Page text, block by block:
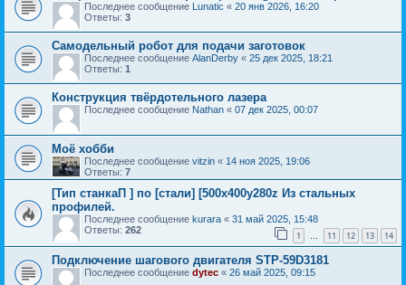
Последнее сообщение Lunatic « 20 янв 2026, 16:20
Ответы: 3
Самодельный робот для подачи заготовок
Последнее сообщение AlanDerby « 25 дек 2025, 18:21
Ответы: 1
Конструкция твёрдотельного лазера
Последнее сообщение Nathan « 07 дек 2025, 00:07
Моё хобби
Последнее сообщение vitzin « 14 ноя 2025, 19:06
Ответы: 7
[Тип станкаП ] по [стали] [500х400у280z Из стальных
профилей.
Последнее сообщение kurara « 31 май 2025, 15:48
Ответы: 262 1 … 11 12 13 14
Подключение шагового двигателя STP-59D3181
Последнее сообщение dytec « 26 май 2025, 09:15